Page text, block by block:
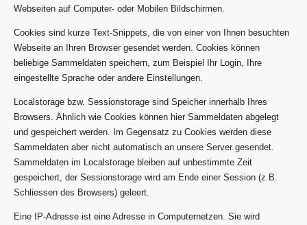
Webseiten auf Computer- oder Mobilen Bildschirmen.
Cookies sind kurze Text-Snippets, die von einer von Ihnen besuchten
Webseite an Ihren Browser gesendet werden. Cookies können
beliebige Sammeldaten speichern, zum Beispiel Ihr Login, Ihre
eingestellte Sprache oder andere Einstellungen.
Localstorage bzw. Sessionstorage sind Speicher innerhalb Ihres
Browsers. Ähnlich wie Cookies können hier Sammeldaten abgelegt
und gespeichert werden. Im Gegensatz zu Cookies werden diese
Sammeldaten aber nicht automatisch an unsere Server gesendet.
Sammeldaten im Localstorage bleiben auf unbestimmte Zeit
gespeichert, der Sessionstorage wird am Ende einer Session (z.B.
Schliessen des Browsers) geleert.
Eine IP-Adresse ist eine Adresse in Computernetzen. Sie wird